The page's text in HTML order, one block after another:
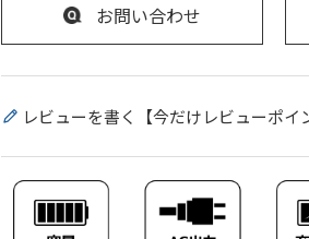
お問い合わせ
レビューを書く【今だけレビューポイ